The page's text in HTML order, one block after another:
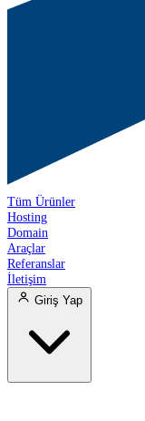
Tüm Ürünler
Hosting
Domain
Araçlar
Referanslar
İletişim
Giriş Yap